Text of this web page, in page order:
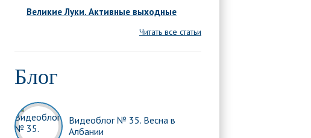
Великие Луки. Активные выходные
Читать все статьи
Блог
Видеоблог № 35. Весна в
Албании